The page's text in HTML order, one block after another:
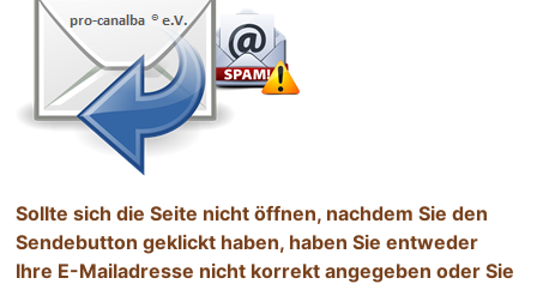
die
Flagge
Sollte sich die Seite nicht öffnen, nachdem Sie den
Sendebutton geklickt haben, haben Sie entweder
Ihre E-Mailadresse nicht korrekt angegeben oder Sie